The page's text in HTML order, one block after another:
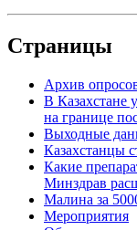
Страницы
Архив
В Казахстане
на границе
Выходные
Казахстанцы
Какие
Минздрав
Малина за
Мероприятия